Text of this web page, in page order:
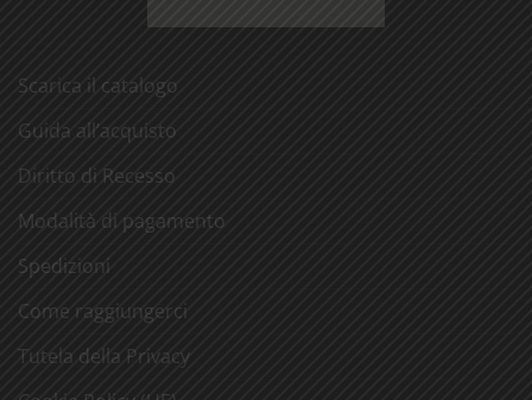
Scarica il catalogo
Guida all’acquisto
Diritto di Recesso
Modalità di pagamento
Spedizioni
Come raggiungerci
Tutela della Privacy